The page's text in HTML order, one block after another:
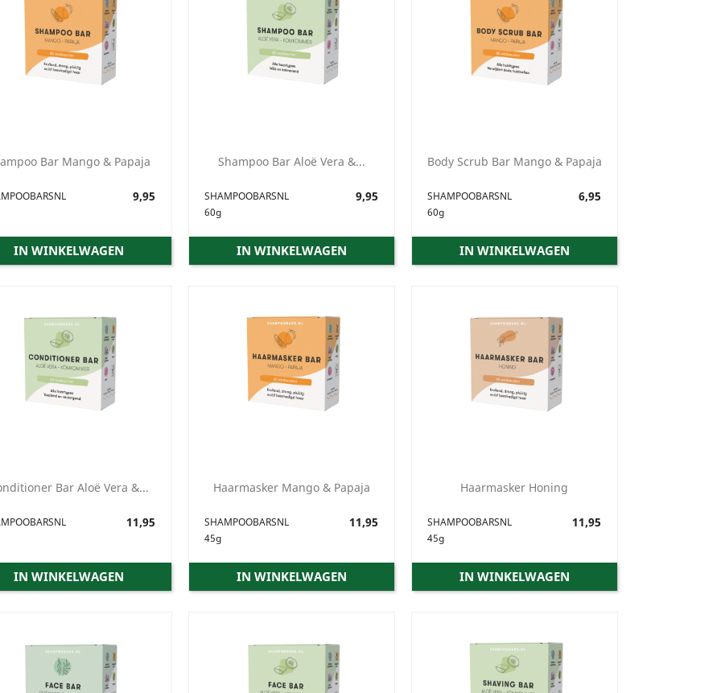
Bar Mango & Papaja
Prijs9,95
IN WINKELWAGEN
Shampoo Bar Aloë Vera &...
SHAMPOOBARSNL
60g
Prijs9,95
IN WINKELWAGEN
Body Scrub Bar Mango & Papaja
SHAMPOOBARSNL
60g
Prijs6,95
IN WINKELWAGEN
Bar Aloë Vera &...
Prijs
11,95
IN WINKELWAGEN
Haarmasker Mango & Papaja
SHAMPOOBARSNL
45g
Prijs
11,95
IN WINKELWAGEN
Haarmasker Honing
SHAMPOOBARSNL
45g
Prijs
11,95
IN WINKELWAGEN